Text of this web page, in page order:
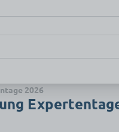
2026